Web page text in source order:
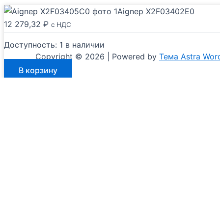
Copyright © 2026 | Powered by Тема Astra
Aignep X2F03402E0
12 279,32 ₽ с НДС
Доступность: 1 в наличии
товараВ корзину